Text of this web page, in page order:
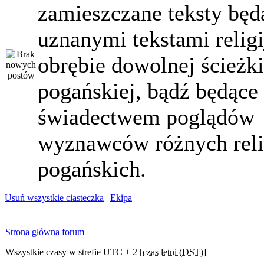
zamieszczane teksty
uznanymi tekstami
obrębie dowolnej ścieżki
pogańskiej, bądź będące
świadectwem poglądów
wyznawców różnych
pogańskich.
Usuń wszystkie ciasteczka | Ekipa
Strona główna forum
Wszystkie czasy w strefie UTC + 2 [czas letni (DST)]